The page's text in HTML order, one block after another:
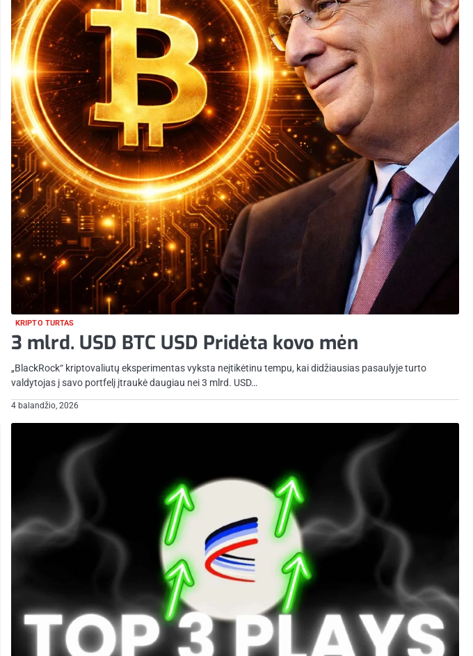
KRIPTO TURTAS
3 mlrd. USD BTC USD Pridėta kovo mėn
„BlackRock“ kriptovaliutų eksperimentas vyksta neįtikėtinu tempu, kai didžiausias pasaulyje turto
valdytojas į savo portfelį įtraukė daugiau nei 3 mlrd. USD…
4 balandžio, 2026